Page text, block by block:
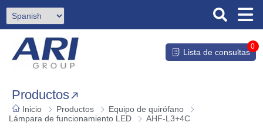
Lista de consultas
0
Productos
Inicio Productos
Equipo de quirófano
Lámpara de funcionamiento LED
AHF-L3+4C